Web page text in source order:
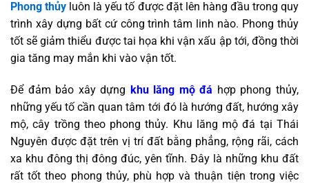
Phong thủy luôn là yếu tố được đặt lên hàng đầu trong quy
trình xây dựng bất cứ công trình tâm linh nào. Phong thủy
tốt sẽ giảm thiểu được tai họa khi vận xấu ập tới, đồng thời
gia tăng may mắn khi vào vận tốt.
Để đảm bảo xây dựng khu lăng mộ đá hợp phong thủy,
những yếu tố cần quan tâm tới đó là hướng đất, hướng xây
mộ, cây trồng theo phong thủy. Khu lăng mộ đá tại Thái
Nguyên được đặt trên vị trí đất bằng phẳng, rộng rãi, cách
xa khu đông thị đông đúc, yên tĩnh. Đây là những khu đất
rất tốt theo phong thủy, phù hợp và thuận tiện trong việc